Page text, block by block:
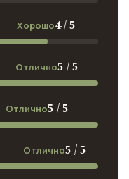
Хорошо4 / 5
Отлично5 / 5
Отлично5 / 5
Отлично5 / 5